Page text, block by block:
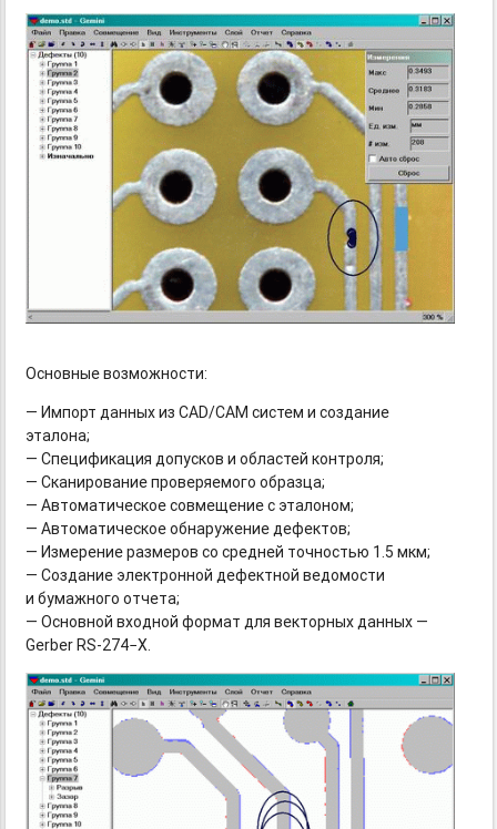
Основные возможности:
— Импорт данных из CAD/CAM систем и создание
эталона;
— Спецификация допусков и областей контроля;
— Сканирование проверяемого образца;
— Автоматическое совмещение с эталоном;
— Автоматическое обнаружение дефектов;
— Измерение размеров со средней точностью 1.5 мкм;
— Создание электронной дефектной ведомости
и бумажного отчета;
— Основной входной формат для векторных данных —
Gerber RS-274−X.